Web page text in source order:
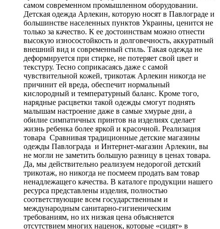
самом современном промышленном оборудовании.
Детская одежда Арлекин, которую носят в Павлограде и
большинстве населенных пунктов Украины, ценится не
только за качество. К ее достоинствам можно отнести
высокую износостойкость и долговечность, аккуратный
внешний вид и современный стиль. Такая одежда не
деформируется при стирке, не потеряет свой цвет и
текстуру. Тесно соприкасаясь даже с самой
чувствительной кожей, трикотаж Арлекин никогда не
причинит ей вреда, обеспечит нормальный
кислородный и температурный баланс. Кроме того,
нарядные расцветки такой одежды смогут поднять
малышам настроение даже в самые хмурые дни, а
обилие симпатичных принтов на изделиях сделает
жизнь ребенка более яркой и красочной. Реализация
товара Сравнивая традиционные детские магазины
одежды Павлограда и Интернет-магазин Арлекин, вы
не могли не заметить большую разницу в ценах товара.
Да, мы действительно реализуем недорогой детский
трикотаж, но никогда не посмеем продать вам товар
ненадлежащего качества. В каталоге продукции нашего
ресурса представлены изделия, полностью
соответствующие всем государственным и
международным санитарно-гигиеническим
требованиям, но их низкая цена объясняется
отсутствием многих наценок, которые «сидят» в